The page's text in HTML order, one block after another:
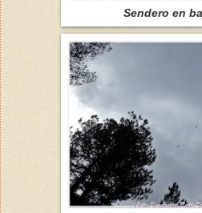
Sendero en